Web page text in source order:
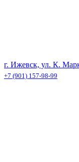
г. Ижевск, ул. К.
+7 (901) 157-98-99